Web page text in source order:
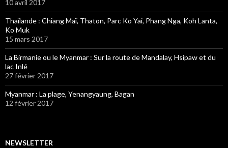
10 avril 2017
Thaïlande : Chiang Maï, Thaton, Parc Ko Yai, Phang Nga, Koh Lanta,
Ko Muk
15 mars 2017
La Birmanie ou le Myanmar : Sur la route de Mandalay, Hsipaw et du
lac Inlé
27 février 2017
Myanmar : La plage, Yenangyaung, Bagan
12 février 2017
NEWSLETTER